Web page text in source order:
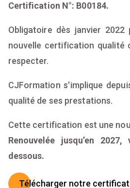
Certification N°: B00184.
Obligatoire dès janvier
nouvelle certification qualité
respecter.
CJFormation s'implique
qualité de ses prestations.
Cette certification est une
Renouvelée jusqu’en
dessous.
Télécharger notre certificat